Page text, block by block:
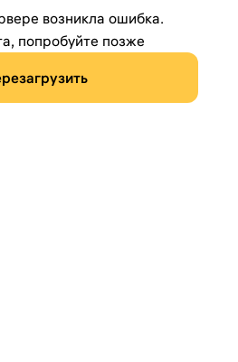
возникла ошибка.
попробуйте позже